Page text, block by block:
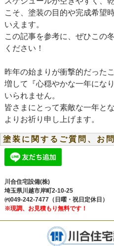
こそ、塗装の目的や完成希望
いえます。
この記事を参考に、ぜひこの
ください！
昨年の始まりが衝撃的だった
増して『心穏やかな一年にな
いられません。
皆さまにとって素敵な一年と
よりお祈り申し上げます。
塗装に関するご質問、お
川合住宅設備(株)
埼玉県川越市岸町2-10-25
㈹049-242-7477（日曜・祝日定休日）
※現調、お見積もり無料です！